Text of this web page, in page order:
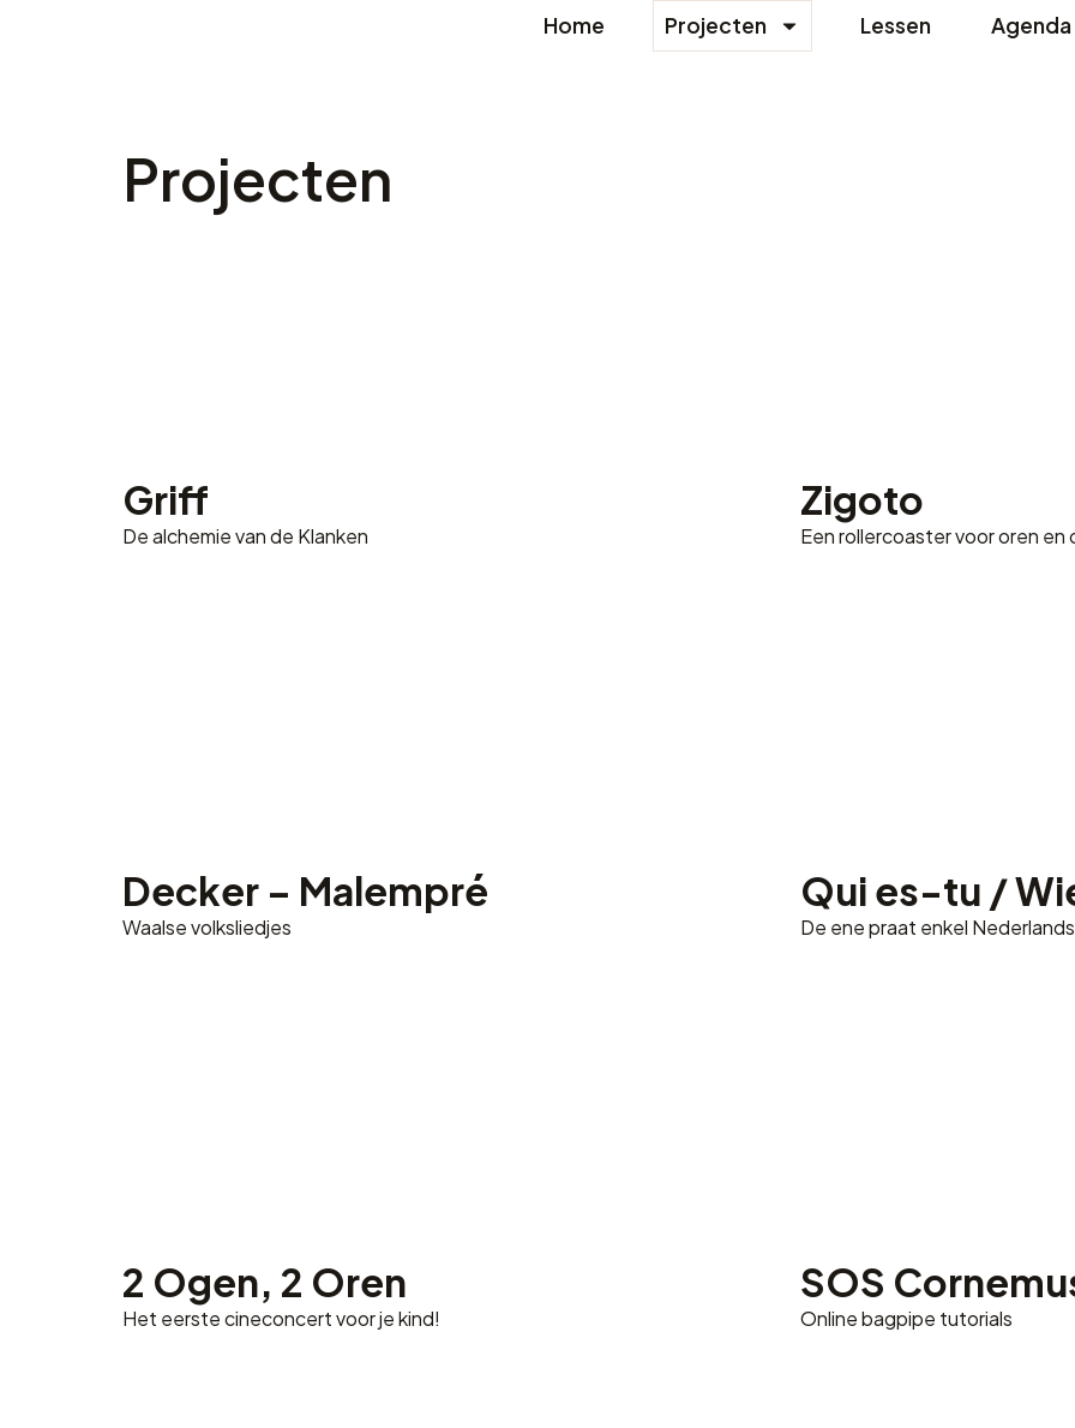
Home Projecten Lessen Agenda
Projecten
Griff
De alchemie van de Klanken
Zigoto
Een rollercoaster voor oren en
Decker – Malempré
Waalse volksliedjes
Qui es-tu /
De ene praat enkel
2 Ogen, 2 Oren
Het eerste cineconcert voor je kind!
SOS
Online bagpipe tutorials